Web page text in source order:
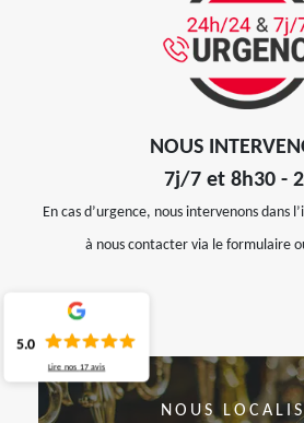
NOUS
7j/7 et 8h30 -
En cas d’urgence, nous intervenons dans
à nous contacter via le formulaire
NOUS
5.0
Lire nos 17 avis